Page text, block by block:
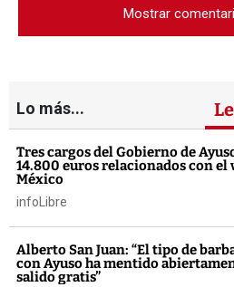
Mostrar
Lo más...
Tres cargos del Gobierno de
14.800 euros relacionados con el
México
infoLibre
Alberto San Juan: “El tipo de
con Ayuso ha mentido
salido gratis”